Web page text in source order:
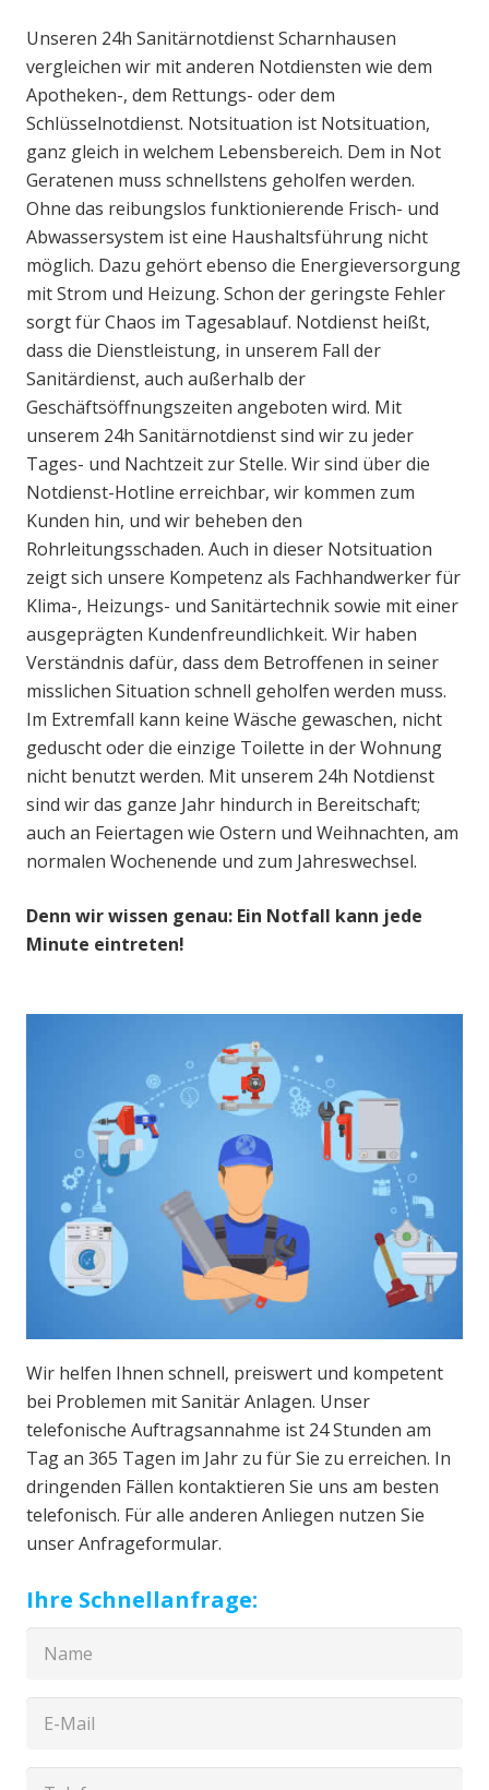
Unseren 24h Sanitärnotdienst Scharnhausen
vergleichen wir mit anderen Notdiensten wie dem
Apotheken-, dem Rettungs- oder dem
Schlüsselnotdienst. Notsituation ist Notsituation,
ganz gleich in welchem Lebensbereich. Dem in Not
Geratenen muss schnellstens geholfen werden.
Ohne das reibungslos funktionierende Frisch- und
Abwassersystem ist eine Haushaltsführung nicht
möglich. Dazu gehört ebenso die Energieversorgung
mit Strom und Heizung. Schon der geringste Fehler
sorgt für Chaos im Tagesablauf. Notdienst heißt,
dass die Dienstleistung, in unserem Fall der
Sanitärdienst, auch außerhalb der
Geschäftsöffnungszeiten angeboten wird. Mit
unserem 24h Sanitärnotdienst sind wir zu jeder
Tages- und Nachtzeit zur Stelle. Wir sind über die
Notdienst-Hotline erreichbar, wir kommen zum
Kunden hin, und wir beheben den
Rohrleitungsschaden. Auch in dieser Notsituation
zeigt sich unsere Kompetenz als Fachhandwerker für
Klima-, Heizungs- und Sanitärtechnik sowie mit einer
ausgeprägten Kundenfreundlichkeit. Wir haben
Verständnis dafür, dass dem Betroffenen in seiner
misslichen Situation schnell geholfen werden muss.
Im Extremfall kann keine Wäsche gewaschen, nicht
geduscht oder die einzige Toilette in der Wohnung
nicht benutzt werden. Mit unserem 24h Notdienst
sind wir das ganze Jahr hindurch in Bereitschaft;
auch an Feiertagen wie Ostern und Weihnachten, am
normalen Wochenende und zum Jahreswechsel.
Denn wir wissen genau: Ein Notfall kann jede
Minute eintreten!
Wir helfen Ihnen schnell, preiswert und kompetent
bei Problemen mit Sanitär Anlagen. Unser
telefonische Auftragsannahme ist 24 Stunden am
Tag an 365 Tagen im Jahr zu für Sie zu erreichen. In
dringenden Fällen kontaktieren Sie uns am besten
telefonisch. Für alle anderen Anliegen nutzen Sie
unser Anfrageformular.
Ihre Schnellanfrage: